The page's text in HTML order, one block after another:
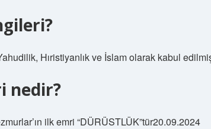
Hıristiyanlık ve İslam olarak kabul
nedir?
ilk emri “DÜRÜSTLÜK”tür20.09.2024